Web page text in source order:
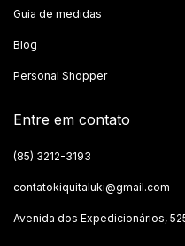
Guia de medidas
Blog
Personal Shopper
Entre em contato
(85) 3212-3193
contatokiquitaluki@gmail.com
Avenida dos Expedicionários,